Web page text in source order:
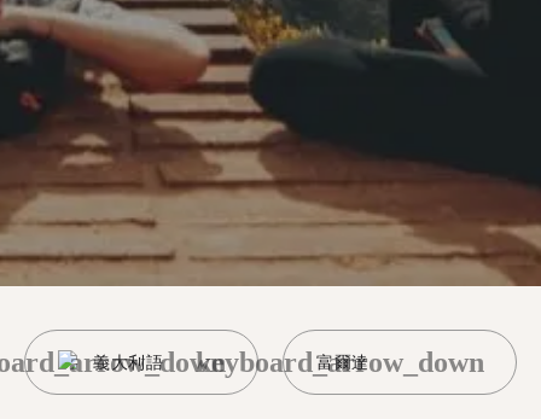
義大利語 富爾達
keyboard_arrow_down